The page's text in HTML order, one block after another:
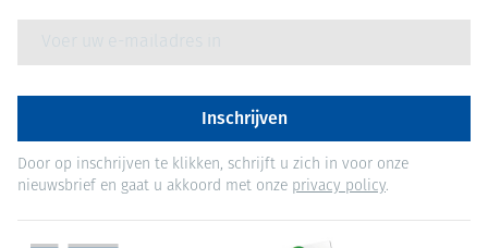
Inschrijven
Door op inschrijven te klikken, schrijft u zich in voor onze
nieuwsbrief en gaat u akkoord met onze privacy policy.